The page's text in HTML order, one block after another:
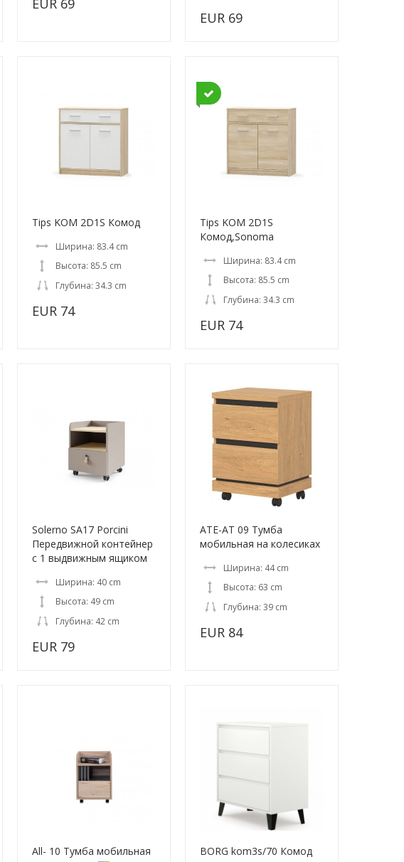
EUR 69
EUR 69
Tips KOM 2D1S Комод
Ширина: 83.4 cm
Высота: 85.5 cm
Глубина: 34.3 cm
EUR 74
Tips KOM 2D1S
Комод,Sonoma
Ширина: 83.4 cm
Высота: 85.5 cm
Глубина: 34.3 cm
EUR 74
Solerno SA17 Porcini
Передвижной контейнер
с 1 выдвижным ящиком
Ширина: 40 cm
Высота: 49 cm
Глубина: 42 cm
EUR 79
ATE-AT 09 Тумба
мобильная на колесиках
Ширина: 44 cm
Высота: 63 cm
Глубина: 39 cm
EUR 84
All- 10 Тумба мобильная
BORG kom3s/70 Комод